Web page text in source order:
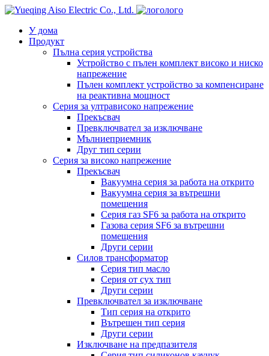
лого
У дома
Продукт
Пълна серия устройства
Устройство с пълен комплект високо и ниско
напрежение
Пълен комплект устройство за компенсиране
на реактивна мощност
Серия за ултрависоко напрежение
Прекъсвач
Превключвател за изключване
Мълниеприемник
Друг тип серии
Серия за високо напрежение
Прекъсвач
Вакуумна серия за работа на открито
Вакуумна серия за вътрешни
помещения
Серия газ SF6 за работа на открито
Газова серия SF6 за вътрешни
помещения
Други серии
Силов трансформатор
Серия тип масло
Серия от сух тип
Други серии
Превключвател за изключване
Тип серия на открито
Вътрешен тип серия
Други серии
Изключване на предпазителя